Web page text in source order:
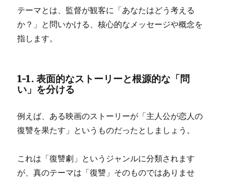
テーマとは、監督が観客に「あなたはどう考える
か？」と問いかける、核心的なメッセージや概念を
指します。
1-1. 表面的なストーリーと根源的な「問
い」を分ける
例えば、ある映画のストーリーが「主人公が恋人の
復讐を果たす」というものだったとしましょう。
これは「復讐劇」というジャンルに分類されます
が、真のテーマは「復讐」そのものではありませ